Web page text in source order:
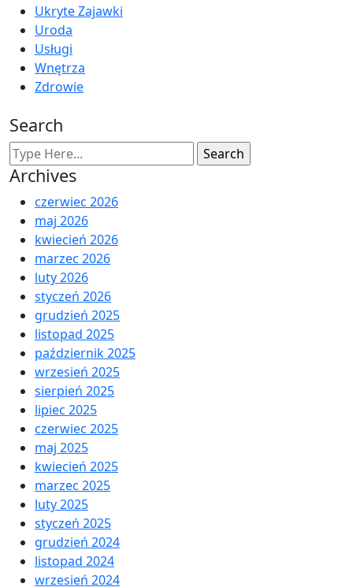
Ukryte Zajawki
Uroda
Usługi
Wnętrza
Zdrowie
Search
Archives
czerwiec 2026
maj 2026
kwiecień 2026
marzec 2026
luty 2026
styczeń 2026
grudzień 2025
listopad 2025
październik 2025
wrzesień 2025
sierpień 2025
lipiec 2025
czerwiec 2025
maj 2025
kwiecień 2025
marzec 2025
luty 2025
styczeń 2025
grudzień 2024
listopad 2024
wrzesień 2024